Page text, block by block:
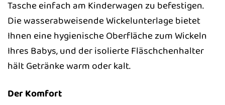
Tasche einfach am Kinderwagen zu befestigen.
Die wasserabweisende Wickelunterlage bietet
Ihnen eine hygienische Oberfläche zum Wickeln
Ihres Babys, und der isolierte Fläschchenhalter
hält Getränke warm oder kalt.
Der Komfort